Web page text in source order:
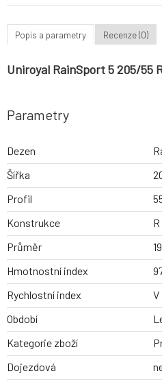
Popis a parametry Recenze (0)
Uniroyal RainSport 5 205/55
Parametry
Dezen
Šířka
Profil
Konstrukce
R
Průměr
19
Hmotnostní index
Rychlostní index
V
Období
Kategorie zboží
Dojezdová